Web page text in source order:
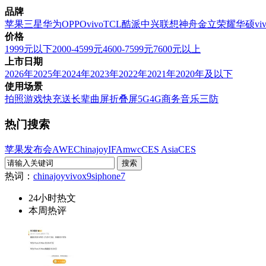
品牌
苹果三星华为OPPOvivoTCL酷派中兴联想神舟金立荣耀华硕
价格
1999元以下2000-4599元4600-7599元7600元以上
上市日期
2026年2025年2024年2023年2022年2021年2020年及以下
使用场景
拍照游戏快充送长辈曲屏折叠屏5G4G商务音乐三防
热门搜索
苹果发布会AWEChinajoyIFAmwcCES AsiaCES
热词： chinajoyvivox9siphone7
24小时热文
本周热评